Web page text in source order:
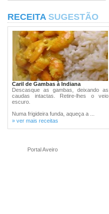
RECEITA SUGESTÃO
Caril de Gambas à Indiana
Descasque as gambas, deixando as
caudas intactas. Retire-lhes o veio
escuro.
Numa frigideira funda, aqueça a ...
» ver mais receitas
Portal Aveiro